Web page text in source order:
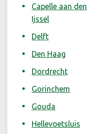
Capelle aan den
Ijssel
Delft
Den Haag
Dordrecht
Gorinchem
Gouda
Hellevoetsluis